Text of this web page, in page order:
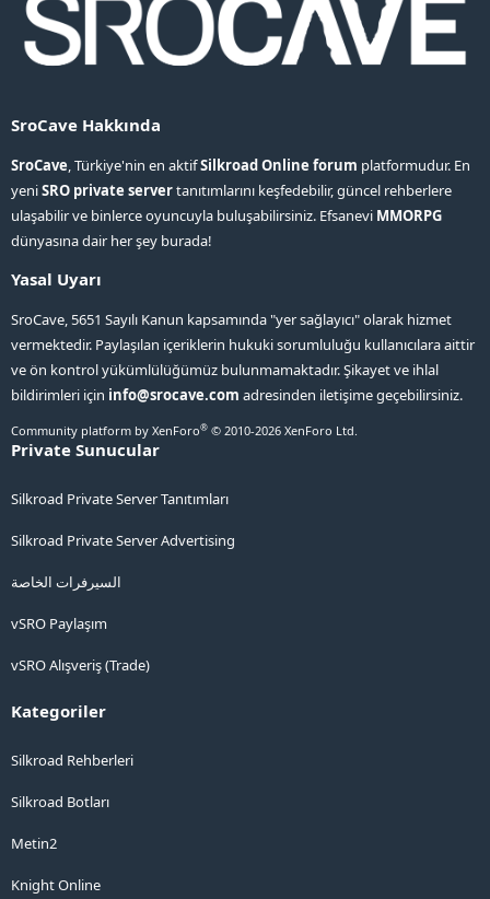
SroCave Hakkında
SroCave, Türkiye'nin en aktifSilkroad Online forum platformudur. En
yeniSRO private servertanıtımlarını keşfedebilir, güncel rehberlere
ulaşabilir ve binlerce oyuncuyla buluşabilirsiniz. Efsanevi MMORPG
dünyasına dair her şey burada!
Yasal Uyarı
SroCave, 5651 Sayılı Kanun kapsamında "yer sağlayıcı" olarak hizmet
vermektedir. Paylaşılan içeriklerin hukuki sorumluluğu kullanıcılara aittir
ve ön kontrol yükümlülüğümüz bulunmamaktadır. Şikayet ve ihlal
bildirimleri için info@srocave.com adresinden iletişime geçebilirsiniz.
Community platform by XenForo® © 2010-2026 XenForo Ltd.
Private Sunucular
Silkroad Private Server Tanıtımları
Silkroad Private Server Advertising
السيرفرات الخاصة
vSRO Paylaşım
vSRO Alışveriş (Trade)
Kategoriler
Silkroad Rehberleri
Silkroad Botları
Metin2
Knight Online